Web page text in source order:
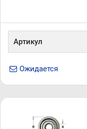
Артикул
Ожидается